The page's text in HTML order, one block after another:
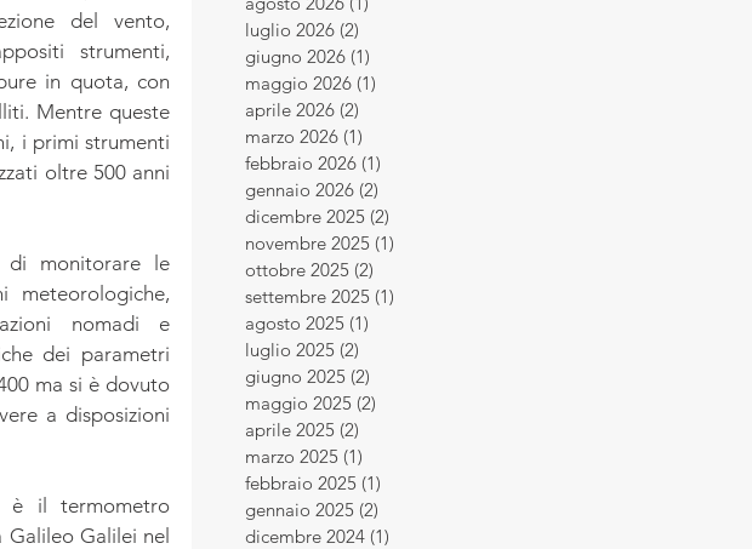
del vento,
strumenti,
in quota, con
Mentre queste
i primi strumenti
oltre 500 anni
di monitorare le
meteorologiche,
nomadi e
dei parametri
ma si è dovuto
a disposizioni
è il termometro
Galilei nel
luglio 2026 (2)
giugno 2026 (1)
maggio 2026 (1)
aprile 2026 (2)
marzo 2026 (1)
febbraio 2026 (1)
gennaio 2026 (2)
dicembre 2025 (2)
novembre 2025 (1)
ottobre 2025 (2)
settembre 2025 (1)
agosto 2025 (1)
luglio 2025 (2)
giugno 2025 (2)
maggio 2025 (2)
aprile 2025 (2)
marzo 2025 (1)
febbraio 2025 (1)
gennaio 2025 (2)
dicembre 2024 (1)